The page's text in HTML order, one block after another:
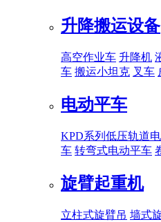
升降搬运设备
高空作业车 升降机
车 搬运小坦克 叉车
电动平车
KPD系列低压轨道
车 转弯式电动平车
旋臂起重机
立柱式旋臂吊 墙式